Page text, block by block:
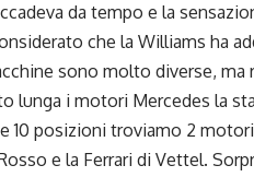
da tempo e la
che la Williams ha
sono molto diverse,
lunga i motori Mercedes la
10 posizioni troviamo 2
e la Ferrari di Vettel.